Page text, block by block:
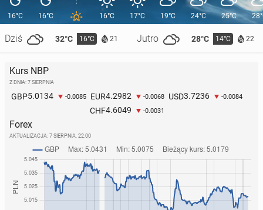
16°C
Dziś 32°C 16°C 21 Jutro 28°C 14°C 22
16°C 16°C 17°C 19°C 24°C 25°C
Kurs NBP
Z DNIA: 7 SIERPNIA
GBP5.0134 -0.0085 EUR4.2982 -0.0068 USD3.7236 -0.0084
CHF4.6049 -0.0031
Forex
AKTUALIZACJA: 7 SIERPNIA, 22:00